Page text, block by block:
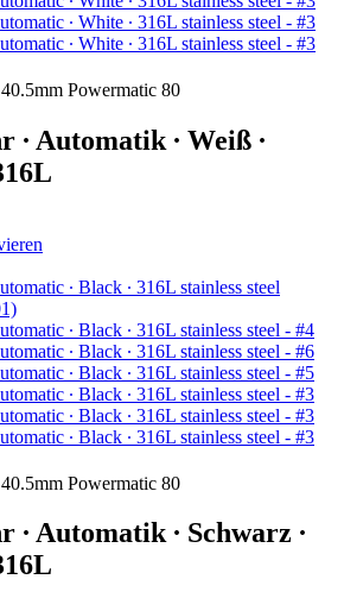
Powermatic 80
∙ Automatik ∙ Weiß ∙
Powermatic 80
∙ Automatik ∙ Schwarz ∙